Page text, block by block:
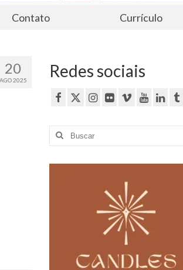
Contato Currículo
20
AGO 2025 Redes sociais
Buscar